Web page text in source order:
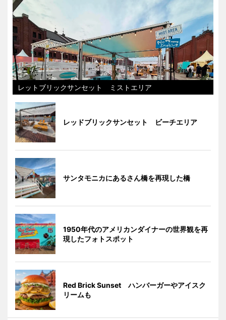
レットブリックサンセット ミストエリア
レッドブリックサンセット ビーチエリア
サンタモニカにあるさん橋を再現した橋
1950年代のアメリカンダイナーの世界観を再
現したフォトスポット
Red Brick Sunset ハンバーガーやアイスク
リームも